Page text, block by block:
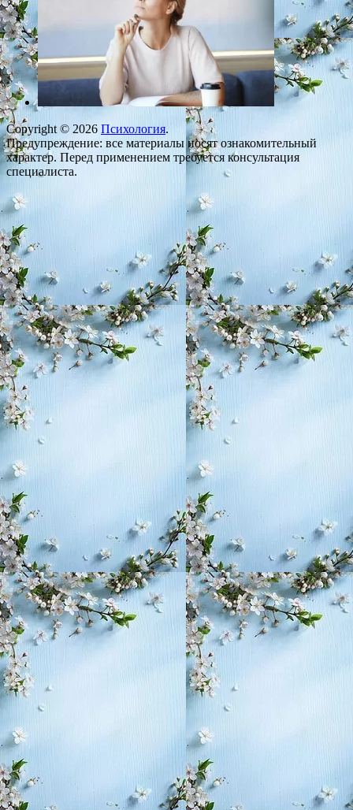
Copyright © 2026 Психология.
Предупреждение: все материалы носят ознакомительный
характер. Перед применением требуется консультация
специалиста.